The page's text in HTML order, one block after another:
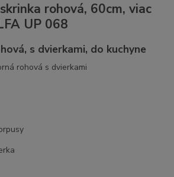
rohová, 60cm, viac
UP 068
s dvierkami, do kuchyne
rohová s dvierkami